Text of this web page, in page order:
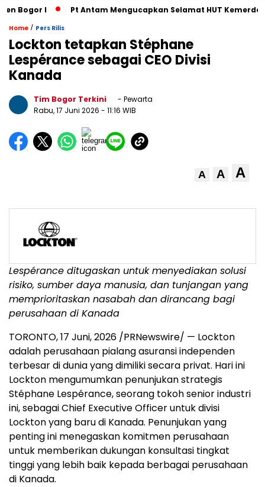
I Pt Antam Mengucapkan Selamat HUT
Home / Pers Rilis
Lockton tetapkan Stéphane
Lespérance sebagai CEO Divisi
Kanada
Tim Bogor Terkini
- Pewarta
Rabu, 17 Juni 2026 - 11:16 WIB
A A A
Lespérance ditugaskan untuk menyediakan solusi
risiko, sumber daya manusia, dan tunjangan yang
memprioritaskan nasabah dan dirancang bagi
perusahaan di Kanada
TORONTO,17 Juni, 2026 /PRNewswire/ — Lockton
adalah perusahaan pialang asuransi independen
terbesar di dunia yang dimiliki secara privat. Hari ini
Lockton mengumumkan penunjukan strategis
Stéphane Lespérance, seorang tokoh senior industri
ini, sebagai Chief Executive Officer untuk divisi
Lockton yang baru di Kanada. Penunjukan yang
penting ini menegaskan komitmen perusahaan
untuk memberikan dukungan konsultasi tingkat
tinggi yang lebih baik kepada berbagai perusahaan
di Kanada.